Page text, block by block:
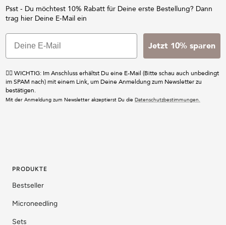
Psst - Du möchtest 10% Rabatt für Deine erste Bestellung? Dann
trag hier Deine E-Mail ein
Jetzt 10% sparen
☝🏼 WICHTIG: Im Anschluss erhältst Du eine E-Mail (Bitte schau auch unbedingt
im SPAM nach) mit einem Link, um Deine Anmeldung zum Newsletter zu
bestätigen.
Mit der Anmeldung zum Newsletter akzeptierst Du die Datenschutzbestimmungen.
PRODUKTE
Bestseller
Microneedling
Sets